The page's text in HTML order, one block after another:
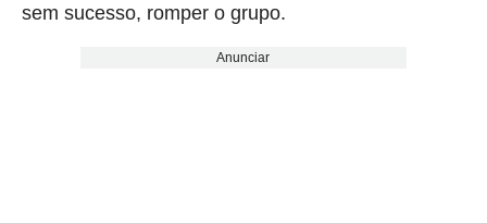
sem sucesso, romper o grupo.
Anunciar